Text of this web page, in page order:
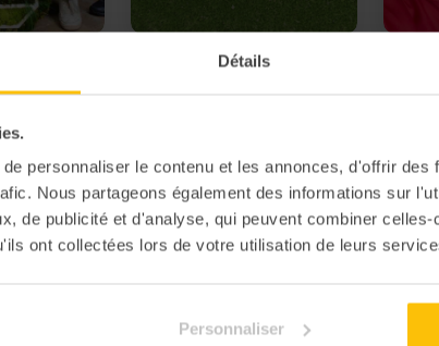
Détails
personnaliser le contenu et les annonces, d'offrir des
Nous partageons également des informations sur
de publicité et d'analyse, qui peuvent combiner
ont collectées lors de votre utilisation de leurs
Personnaliser
Human Logo
locaux